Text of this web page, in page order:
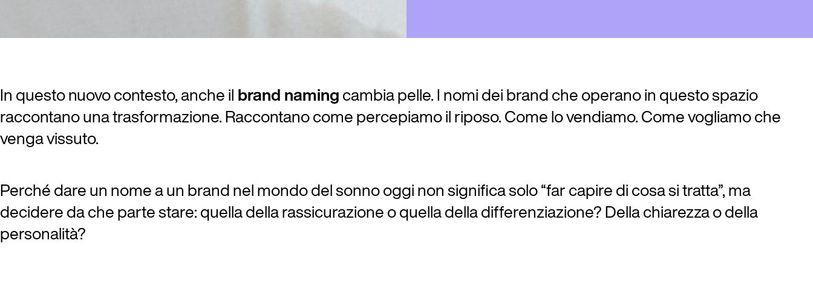
In questo nuovo contesto, anche il brand namingcambia pelle. I nomi dei brand che operano in questo spazio
raccontano una trasformazione. Raccontano come percepiamo il riposo. Come lo vendiamo. Come vogliamo che
venga vissuto.
Perché dare un nome a un brand nel mondo del sonno oggi non significa solo “far capire di cosa si tratta”, ma
decidere da che parte stare: quella della rassicurazione o quella della differenziazione? Della chiarezza o della
personalità?